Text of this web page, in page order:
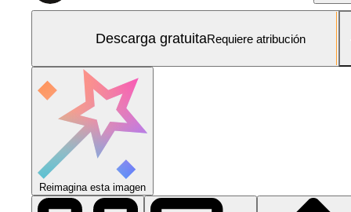
Descarga gratuitaRequiere atribución
Reimagina esta imagen